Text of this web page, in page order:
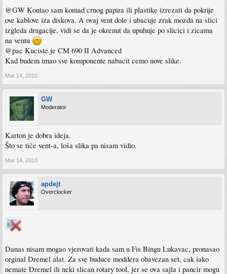
@GW Kontao sam komad crnog papira ili plastike izrezati da pokrije
ove kablove iza diskova. A ovaj vent dole i ubacuje zrak mozda na slici
izgleda drugacije, vidi se da je okrenut da upuhuje po slicici i zicama
na ventu
@pac Kuciste je CM 690 II Advanced
Kad budem imao sve komponente nabacit cemo nove slike.
Mar 14, 2010
GW
Moderator
Karton je dobra ideja.
Što se tiče vent-a, loša slika pa nisam vidio.
Mar 14, 2010
apdejt
Overclocker
Danas nisam mogao vjerovati kada sam u Fis Bingu Lukavac, pronasao
orginal Dremel alat. Za sve buduce moddera obavezan set, cak iako
nemate Dremel ili neki slican rotary tool, jer se ova sajla i pancir mogu